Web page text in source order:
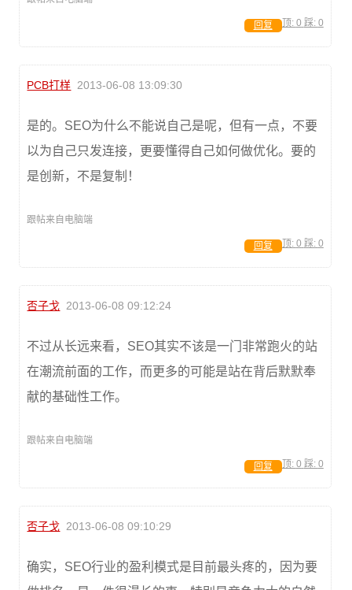
顶: 0 踩: 0
回复
PCB打样 2013-06-08 13:09:30
是的。SEO为什么不能说自己是呢，但有一点，不要
以为自己只发连接，更要懂得自己如何做优化。要的
是创新，不是复制！
跟帖来自电脑端
顶: 0 踩: 0
回复
否子戈 2013-06-08 09:12:24
不过从长远来看，SEO其实不该是一门非常跑火的站
在潮流前面的工作，而更多的可能是站在背后默默奉
献的基础性工作。
跟帖来自电脑端
顶: 0 踩: 0
回复
否子戈 2013-06-08 09:10:29
确实，SEO行业的盈利模式是目前最头疼的，因为要